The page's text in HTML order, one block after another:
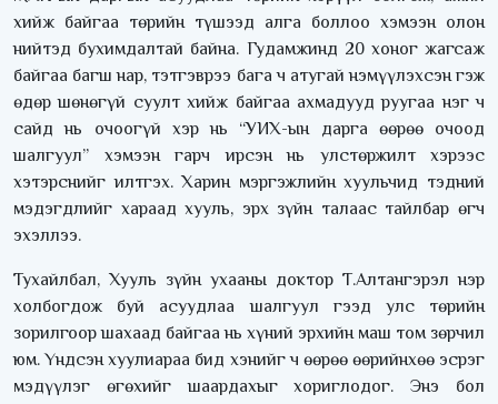
хийж байгаа төрийн түшээд алга боллоо хэмээн олон
нийтэд бухимдалтай байна. Гудамжинд 20 хоног жагсаж
байгаа багш нар, тэтгэврээ бага ч атугай нэмүүлэхсэн гэж
өдөр шөнөгүй суулт хийж байгаа ахмадууд руугаа нэг ч
сайд нь очоогүй хэр нь “УИХ-ын дарга өөрөө очоод
шалгуул” хэмээн гарч ирсэн нь улстөржилт хэрээс
хэтэрснийг илтгэх. Харин мэргэжлийн хуульчид тэдний
мэдэгдлийг хараад хууль, эрх зүйн талаас тайлбар өгч
эхэллээ.
Тухайлбал, Хууль зүйн ухааны доктор Т.Алтангэрэл нэр
холбогдож буй асуудлаа шалгуул гээд улс төрийн
зорилгоор шахаад байгаа нь хүний эрхийн маш том зөрчил
юм. Үндсэн хуулиараа бид хэнийг ч өөрөө өөрийнхөө эсрэг
мэдүүлэг өгөхийг шаардахыг хориглодог. Энэ бол